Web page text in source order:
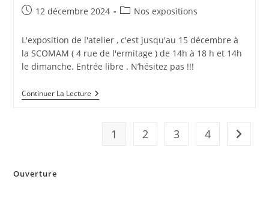
Publication
12 décembre 2024
PostNos expositions
L'exposition de l'atelier , c'est jusqu'au 15 décembre à
la SCOMAM ( 4 rue de l'ermitage ) de 14h à 18 h et 14h
le dimanche. Entrée libre . N’hésitez pas !!!
Continuer La LectureEXPOSITION
40
1 2 3 4 Aller à
Ouverture